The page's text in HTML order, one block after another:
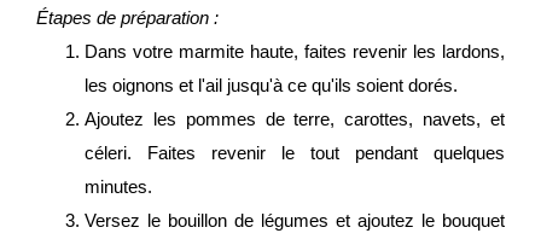
Étapes de préparation :
Dans votre marmite haute, faites revenir les lardons,
les oignons et l'ail jusqu'à ce qu'ils soient dorés.
Ajoutez les pommes de terre, carottes, navets, et
céleri. Faites revenir le tout pendant quelques
minutes.
Versez le bouillon de légumes et ajoutez le bouquet